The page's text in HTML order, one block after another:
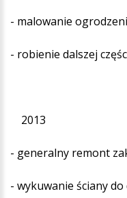
- malowanie
- robienie dalszej
2013
- generalny remont
- wykuwanie ściany